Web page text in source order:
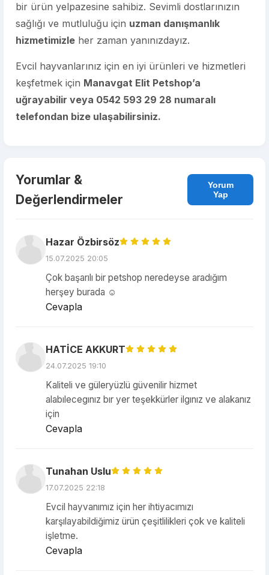
bir ürün yelpazesine sahibiz. Sevimli dostlarınızın
sağlığı ve mutluluğu için uzman danışmanlık
hizmetimizle her zaman yanınızdayız.
Evcil hayvanlarınız için en iyi ürünleri ve hizmetleri
keşfetmek için Manavgat Elit Petshop’a
uğrayabilir veya 0542 593 29 28 numaralı
telefondan bize ulaşabilirsiniz.
Yorumlar &
Değerlendirmeler
Yorum
Yap
Hazar Özbirsöz
15.07.2025 20:05
Çok başarılı bir petshop neredeyse aradığım
herşey burada ☺️
Cevapla
HATİCE AKKURT
24.07.2025 19:10
Kaliteli ve güleryüzlü güvenilir hizmet
alabılecegınız bır yer teşekkürler ilgınız ve alakanız
için
Cevapla
Tunahan Uslu
17.07.2025 22:18
Evcil hayvanımız için her ihtiyacımızı
karşılayabildiğimiz ürün çeşitlilikleri çok ve kaliteli
işletme.
Cevapla